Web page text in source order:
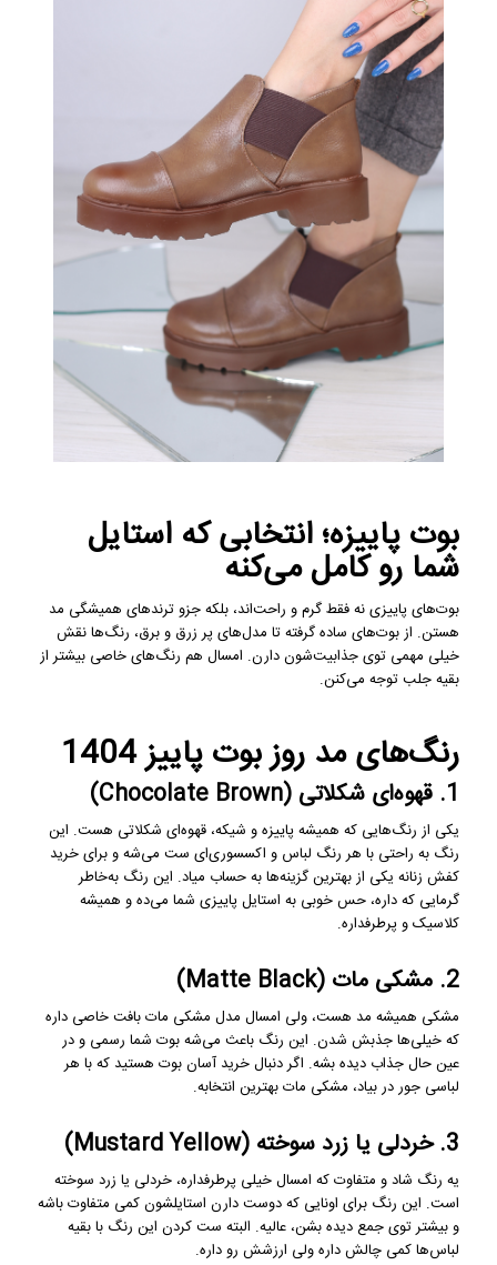
بوت پاییزه؛ انتخابی که استایل
شما رو کامل می‌کنه
بوت‌های پاییزی نه فقط گرم و راحت‌اند، بلکه جزو ترندهای همیشگی مد
هستن. از بوت‌های ساده گرفته تا مدل‌های پر زرق و برق، رنگ‌ها نقش
خیلی مهمی توی جذابیت‌شون دارن. امسال هم رنگ‌های خاصی بیشتر از
بقیه جلب توجه می‌کنن.
رنگ‌های مد روز بوت پاییز 1404
1. قهوه‌ای شکلاتی (Chocolate Brown)
یکی از رنگ‌هایی که همیشه پاییزه و شیکه، قهوه‌ای شکلاتی هست. این
رنگ به راحتی با هر رنگ لباس و اکسسوری‌ای ست می‌شه و برای خرید
کفش زنانه یکی از بهترین گزینه‌ها به حساب میاد. این رنگ به‌خاطر
گرمایی که داره، حس خوبی به استایل پاییزی شما می‌ده و همیشه
کلاسیک و پرطرفداره.
2. مشکی مات (Matte Black)
مشکی همیشه مد هست، ولی امسال مدل مشکی مات بافت خاصی داره
که خیلی‌ها جذبش شدن. این رنگ باعث می‌شه بوت شما رسمی و در
عین حال جذاب دیده بشه. اگر دنبال خرید آسان بوت هستید که با هر
لباسی جور در بیاد، مشکی مات بهترین انتخابه.
3. خردلی یا زرد سوخته (Mustard Yellow)
یه رنگ شاد و متفاوت که امسال خیلی پرطرفداره، خردلی یا زرد سوخته
است. این رنگ برای اونایی که دوست دارن استایلشون کمی متفاوت باشه
و بیشتر توی جمع دیده بشن، عالیه. البته ست کردن این رنگ با بقیه
لباس‌ها کمی چالش داره ولی ارزشش رو داره.